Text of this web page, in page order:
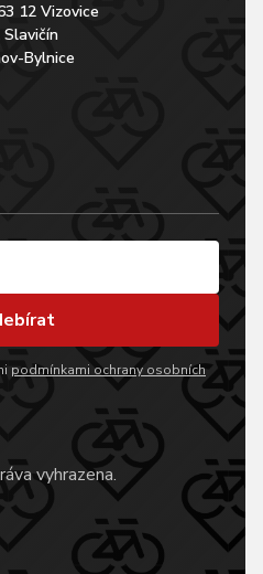
12 Vizovice
Bylnice
podmínkami ochrany osobních
vyhrazena.